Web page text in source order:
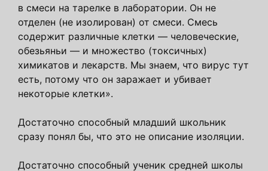
в смеси на тарелке в лаборатории. Он не
отделен (не изолирован) от смеси. Смесь
содержит различные клетки — человеческие,
обезьяньи — и множество (токсичных)
химикатов и лекарств. Мы знаем, что вирус тут
есть, потому что он заражает и убивает
некоторые клетки».
Достаточно способный младший школьник
сразу понял бы, что это не описание изоляции.
Достаточно способный ученик средней школы